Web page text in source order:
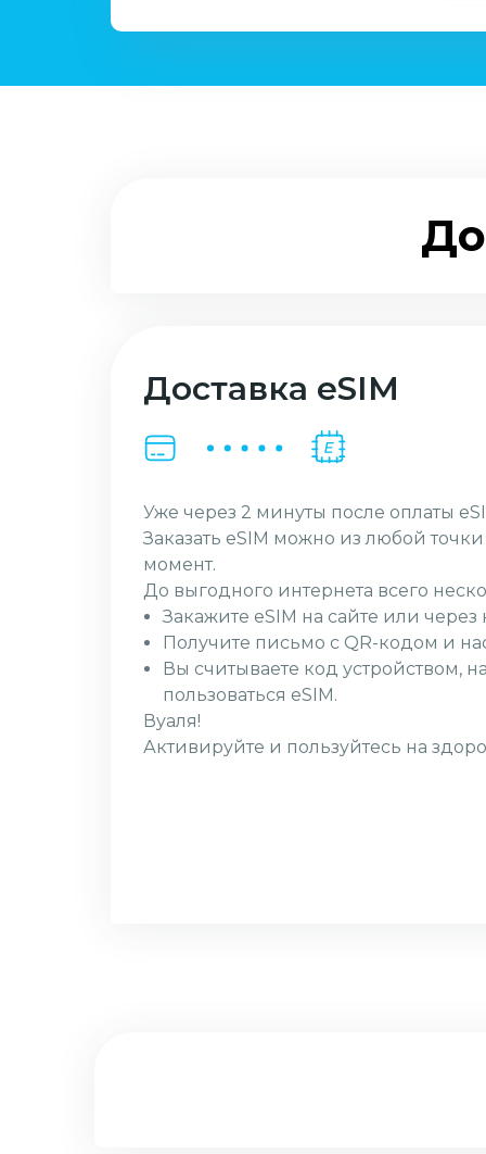
Доставка eSIM
Уже через 2 минуты после оплаты
Заказать eSIM можно из любой
момент.
До выгодного интернета всего
Закажите eSIM на сайте или
Получите письмо с QR-кодом и
Вы считываете код устройством,
пользоваться eSIM.
Вуаля!
Активируйте и пользуйтесь на